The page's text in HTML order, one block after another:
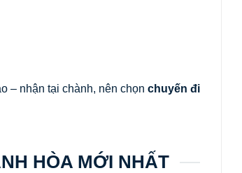
– nhận tại chành, nên chọn chuyến đi
HÒA MỚI NHẤT